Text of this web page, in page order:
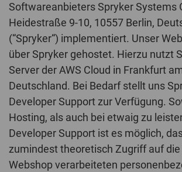
Softwareanbieters Spryker Systems
Heidestraße 9-10, 10557 Berlin,
(“Spryker“) implementiert. Unser
über Spryker gehostet. Hierzu nutzt
Server der AWS Cloud in Frankfurt
Deutschland. Bei Bedarf stellt uns
Developer Support zur Verfügung.
Hosting, als auch bei etwaig zu
Developer Support ist es möglich,
zumindest theoretisch Zugriff auf die
Webshop verarbeiteten